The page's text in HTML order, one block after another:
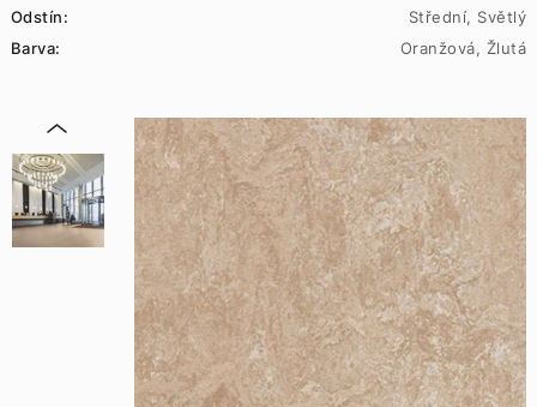
Odstín:
Střední, Světlý
Barva:
Oranžová, Žlutá